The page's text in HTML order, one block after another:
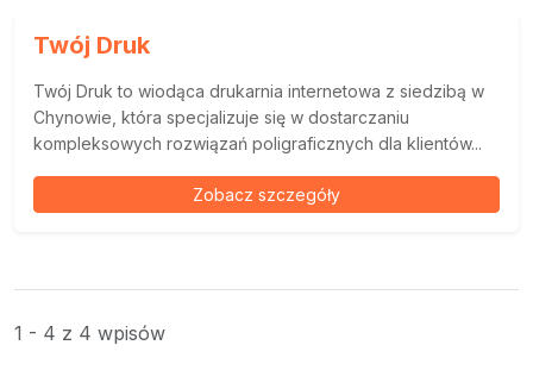
Twój Druk
Twój Druk to wiodąca drukarnia internetowa z siedzibą w
Chynowie, która specjalizuje się w dostarczaniu
kompleksowych rozwiązań poligraficznych dla klientów...
Zobacz szczegóły
1 - 4 z 4 wpisów